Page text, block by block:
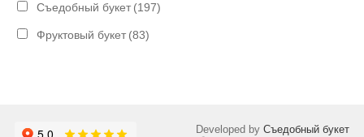
Съедобный букет (197)
Фруктовый букет (83)
Developed byСъедобный букет